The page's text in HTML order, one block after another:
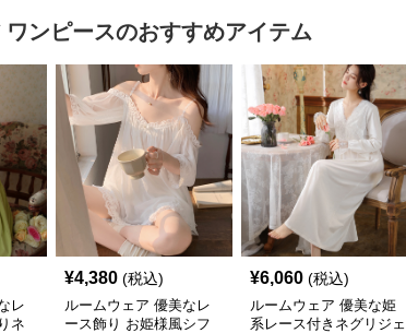
ワンピースのおすすめアイテム
レ
ネ
¥4,380 (税込)
ルームウェア 優美なレ
ース飾り お姫様風シフ
¥6,060 (税込)
ルームウェア 優美な姫
系レース付きネグリジェ